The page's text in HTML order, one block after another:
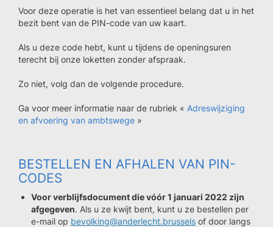
Voor deze operatie is het van essentieel belang dat u in het
bezit bent van de PIN-code van uw kaart.
Als u deze code hebt, kunt u tijdens de openingsuren
terecht bij onze loketten zonder afspraak.
Zo niet, volg dan de volgende procedure.
Ga voor meer informatie naar de rubriek « Adreswijziging
en afvoering van ambtswege »
BESTELLEN EN AFHALEN VAN PIN-
CODES
Voor verblijfsdocument die vóór 1 januari 2022 zijn
afgegeven. Als u ze kwijt bent, kunt u ze bestellen per
e-mail op bevolking@anderlecht.brussels of door langs